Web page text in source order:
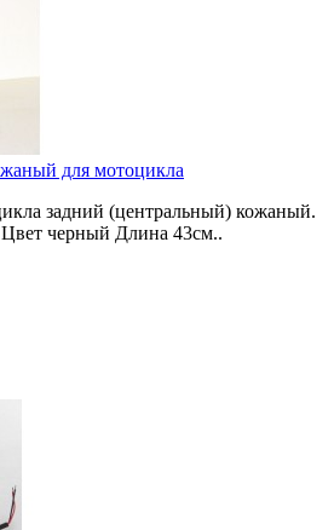
для мотоцикла
задний (центральный) кожаный.
черный Длина 43см..